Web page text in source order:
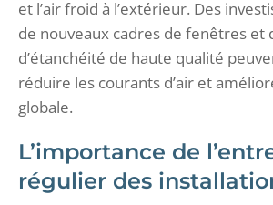
et l’air froid à l’extérieur. Des
de nouveaux cadres de fenêtres et
d’étanchéité de haute qualité
réduire les courants d’air et
globale.
L’importance de
régulier des